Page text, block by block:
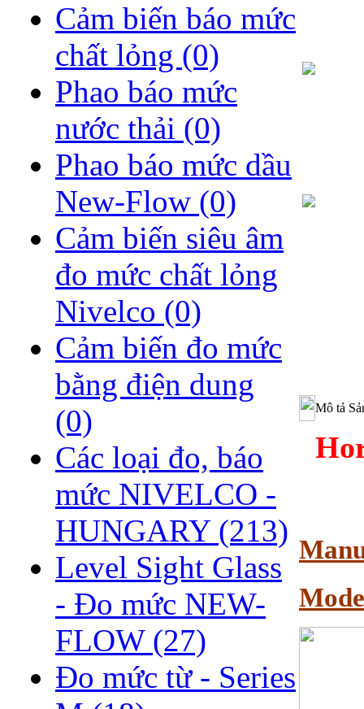
Cảm biến báo mức
chất lỏng (0)
Phao báo mức
nước thải (0)
Phao báo mức dầu
New-Flow (0)
Cảm biến siêu âm
đo mức chất lỏng
Nivelco (0)
Cảm biến đo mức
bằng điện dung
(0)
Các loại đo, báo
mức NIVELCO -
HUNGARY (213)
Level Sight Glass
- Đo mức NEW-
FLOW (27)
Đo mức từ - Series
Mô tả